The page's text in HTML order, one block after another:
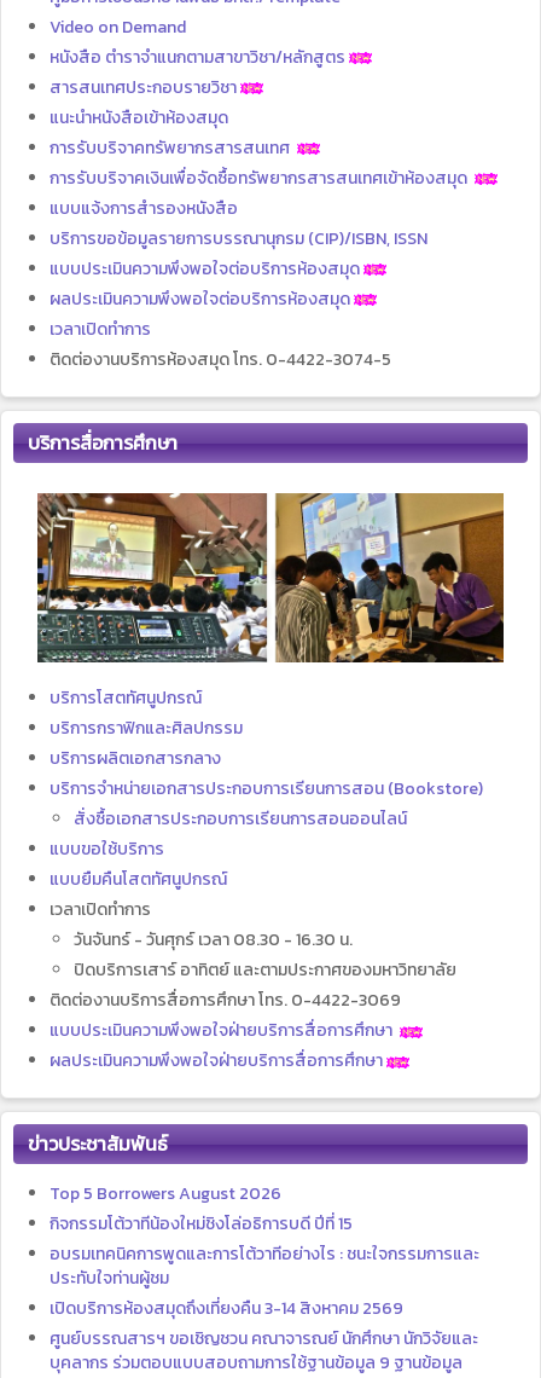
Video on Demand
หนังสือ ตำราจำแนกตามสาขาวิชา/หลักสูตร
สารสนเทศประกอบรายวิชา
แนะนำหนังสือเข้าห้องสมุด
การรับบริจาคทรัพยากรสารสนเทศ
การรับบริจาคเงินเพื่อจัดซื้อทรัพยากรสารสนเทศเข้าห้องสมุด
แบบแจ้งการสำรองหนังสือ
บริการขอข้อมูลรายการบรรณานุกรม (CIP)/ISBN, ISSN
แบบประเมินความพึงพอใจต่อบริการห้องสมุด
ผลประเมินความพึงพอใจต่อบริการห้องสมุด
เวลาเปิดทำการ
ติดต่องานบริการห้องสมุด โทร. 0-4422-3074-5
บริการสื่อการศึกษา
บริการโสตทัศนูปกรณ์
บริการกราฟิกและศิลปกรรม
บริการผลิตเอกสารกลาง
บริการจำหน่ายเอกสารประกอบการเรียนการสอน (Bookstore)
สั่งซื้อเอกสารประกอบการเรียนการสอนออนไลน์
แบบขอใช้บริการ
แบบยืมคืนโสตทัศนูปกรณ์
เวลาเปิดทำการ
วันจันทร์ - วันศุกร์ เวลา 08.30 - 16.30 น.
ปิดบริการเสาร์ อาทิตย์ และตามประกาศของมหาวิทยาลัย
ติดต่องานบริการสื่อการศึกษา โทร. 0-4422-3069
แบบประเมินความพึงพอใจฝ่ายบริการสื่อการศึกษา
ผลประเมินความพึงพอใจฝ่ายบริการสื่อการศึกษา
ข่าวประชาสัมพันธ์
Top 5 Borrowers August 2026
กิจกรรมโต้วาทีน้องใหม่ชิงโล่อธิการบดี ปีที่ 15
อบรมเทคนิคการพูดและการโต้วาทีอย่างไร : ชนะใจกรรมการและ
ประทับใจท่านผู้ชม
เปิดบริการห้องสมุดถึงเที่ยงคืน 3-14 สิงหาคม 2569
ศูนย์บรรณสารฯ ขอเชิญชวน คณาจารณย์ นักศึกษา นักวิจัยและ
บุคลากร ร่วมตอบแบบสอบถามการใช้ฐานข้อมูล 9 ฐานข้อมูล